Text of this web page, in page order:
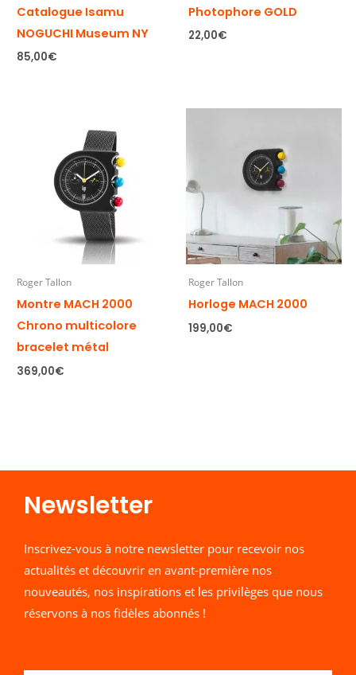
Catalogue Isamu
NOGUCHI Museum NY
85,00€
Photophore GOLD
22,00€
Roger Tallon
Montre MACH 2000
Chrono multicolore
bracelet métal
369,00€
Roger Tallon
Horloge MACH 2000
199,00€
Newsletter​
Inscrivez-vous à notre newsletter pour recevoir nos
actualités et découvrir en avant-première nos
nouveautés, nos inspirations et les privilèges que nous
réservons à nos fidèles abonnés !